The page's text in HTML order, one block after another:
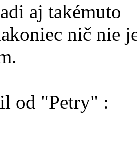
aj takémuto
nič nie
od "Petry" :